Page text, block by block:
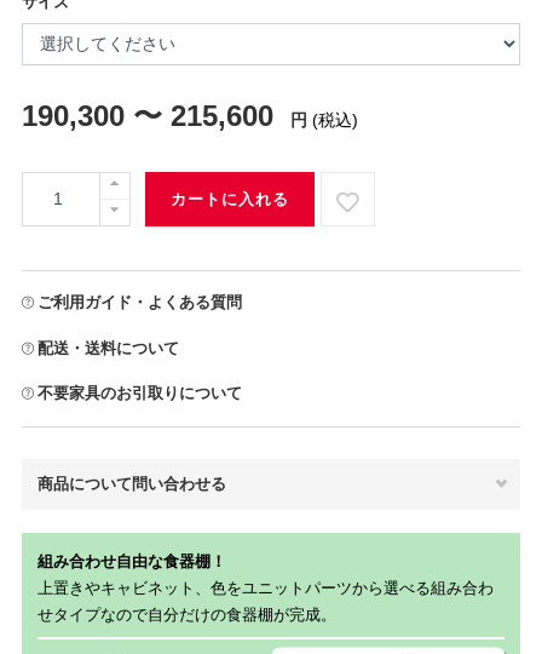
190,300 〜 215,600 円 (税込)
カートに入れる
ご利用ガイド・よくある質問
配送・送料について
不要家具のお引取りについて
商品について問い合わせる
組み合わせ自由な食器棚！
上置きやキャビネット、色をユニットパーツから選べる組み合わ
せタイプなので自分だけの食器棚が完成。